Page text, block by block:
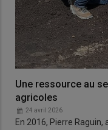
Une ressource au
agricoles
24 avril 2026
En 2016, Pierre